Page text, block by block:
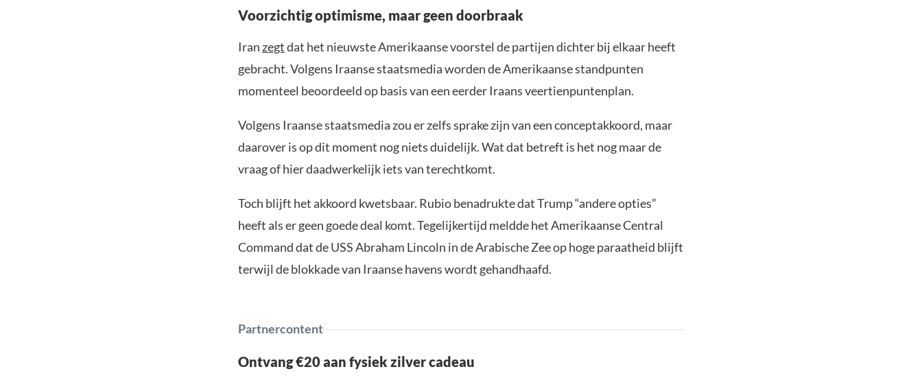
Voorzichtig optimisme, maar geen doorbraak
Iran zegtdat het nieuwste Amerikaanse voorstel de partijen dichter bij elkaar heeft
gebracht. Volgens Iraanse staatsmedia worden de Amerikaanse standpunten
momenteel beoordeeld op basis van een eerder Iraans veertienpuntenplan.
Volgens Iraanse staatsmedia zou er zelfs sprake zijn van een conceptakkoord, maar
daarover is op dit moment nog niets duidelijk. Wat dat betreft is het nog maar de
vraag of hier daadwerkelijk iets van terechtkomt.
Toch blijft het akkoord kwetsbaar. Rubio benadrukte dat Trump “andere opties”
heeft als er geen goede deal komt. Tegelijkertijd meldde het Amerikaanse Central
Command dat de USS Abraham Lincoln in de Arabische Zee op hoge paraatheid blijft
terwijl de blokkade van Iraanse havens wordt gehandhaafd.
Partnercontent
Ontvang €20 aan fysiek zilver cadeau